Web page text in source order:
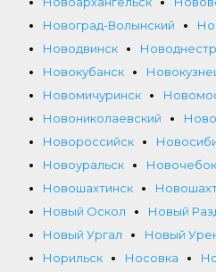
Новоград-Волынский
Новодвинск
Новокубанск
Новомичуринск
Новониколаевский
Новороссийск
Новоуральск
Новошахтинск
Новый Оскол
Новый
Новый Ургал
Новый
Норильск
Носовка